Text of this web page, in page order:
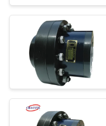
FABRIK-
AUSFLUG
TRETEN
Lager